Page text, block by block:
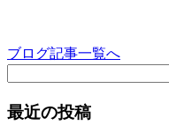
ブログ記事一覧へ
最近の投稿